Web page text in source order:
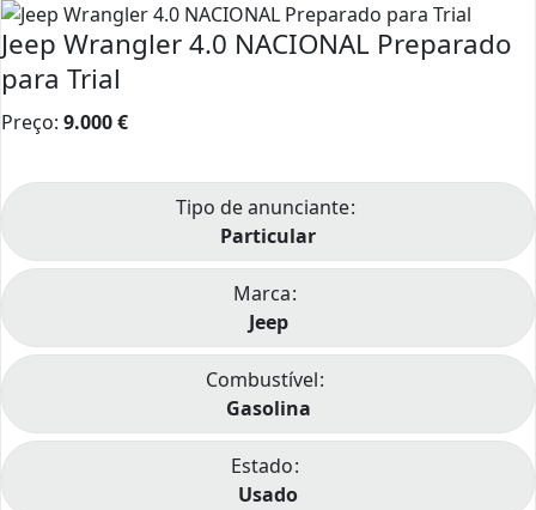
Jeep Wrangler 4.0 NACIONAL Preparado
para Trial
Preço: 9.000€
Tipo de anunciante
Particular
Marca
Jeep
Combustível
Gasolina
Estado
Usado